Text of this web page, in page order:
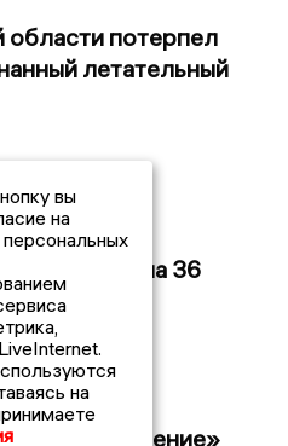
потерпел
летательный
иск к
на 36
ЖК «Поколение»
вы
на
на